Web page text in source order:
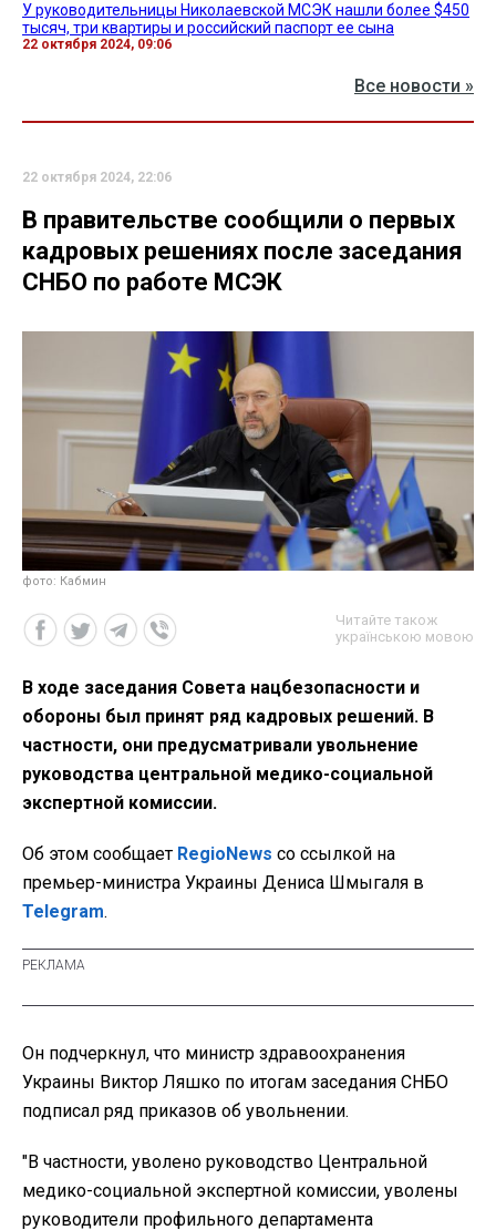
У руководительницы Николаевской МСЭК нашли более $450
тысяч, три квартиры и российский паспорт ее сына
22 октября 2024, 09:06
Все новости »
22 октября 2024, 22:06
В правительстве сообщили о первых
кадровых решениях после заседания
СНБО по работе МСЭК
фото: Кабмин
Читайте також
українською мовою
В ходе заседания Совета нацбезопасности и
обороны был принят ряд кадровых решений. В
частности, они предусматривали увольнение
руководства центральной медико-социальной
экспертной комиссии.
Об этом сообщает RegioNews со ссылкой на
премьер-министра Украины Дениса Шмыгаля в
Telegram.
Он подчеркнул, что министр здравоохранения
Украины Виктор Ляшко по итогам заседания СНБО
подписал ряд приказов об увольнении.
"В частности, уволено руководство Центральной
медико-социальной экспертной комиссии, уволены
руководители профильного департамента